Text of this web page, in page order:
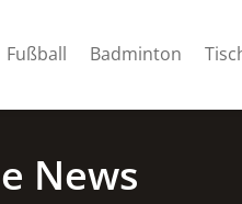
Fußball Badminton
News